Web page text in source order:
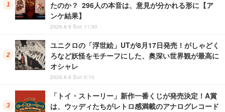
たのか？ 296人の本音は、意見が分かれる形に【ア
ンケ結果】
2026.8.9 Sun 11:00
ユニクロの「浮世絵」UTが8月17日発売！がしゃどく
ろなど妖怪をモチーフにした、奥深い世界観が最高に
オシャレ
2026.8.9 Sun 0:10
「トイ・ストーリー」新作一番くじが発売決定！A賞
は、ウッディたちがレトロ感満載のアナログレコード